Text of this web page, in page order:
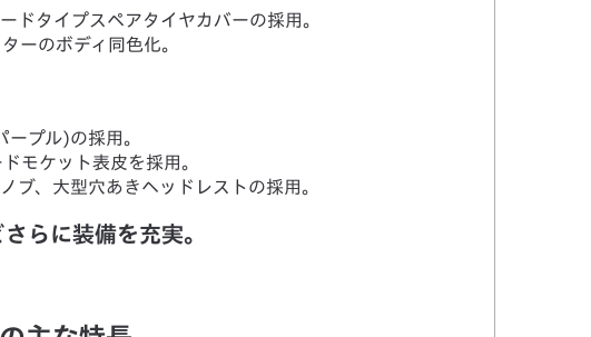
ドタイプスペアタイヤカバーの採用。
ーのボディ同色化。
プル)の採用。
モケット表皮を採用。
ブ、大型穴あきヘッドレストの採用。
らに装備を充実。